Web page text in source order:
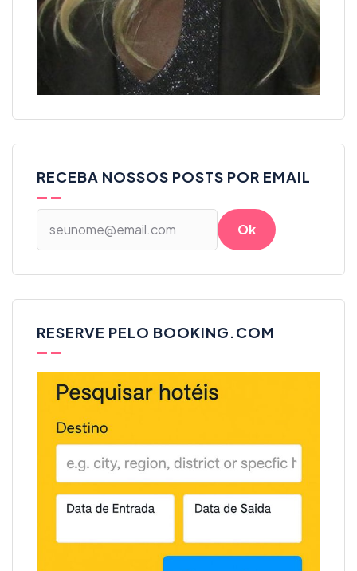
RECEBA NOSSOS POSTS POR EMAIL
RESERVE PELO BOOKING.COM